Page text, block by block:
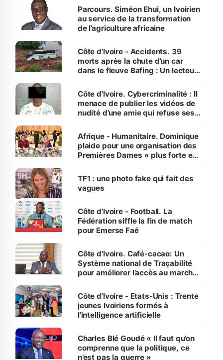
Parcours. Siméon Ehui, un Ivoirien
au service de la transformation
de l’agriculture africaine
Côte d’Ivoire - Accidents. 39
morts après la chute d’un car
dans le fleuve Bafing : Un lecteur
des Transports
Côte d'Ivoire. Cybercriminalité : Il
menace de publier les vidéos de
nudité d’une amie qui refuse ses
Afrique - Humanitaire. Dominique
plaide pour une organisation des
Premières Dames « plus forte et
sur la scène internationale »
TF1 : une photo fake qui fait des
vagues
Côte d’Ivoire - Football. La
Fédération siffle la fin de match
pour Emerse Faé
Côte d’Ivoire. Café-cacao: Un
Système national de Traçabilité
pour améliorer l’accès au marché
Côte d'Ivoire - Etats-Unis : Trente
jeunes Ivoiriens formés à
l'intelligence artificielle
Charles Blé Goudé « Il faut qu’on
comprenne que la politique, ce
n’est pas la guerre »